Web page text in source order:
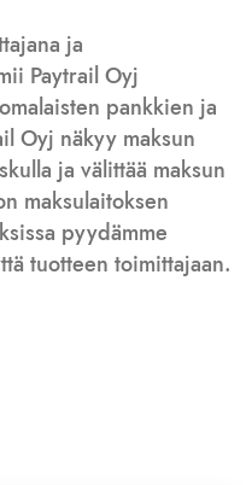
ja
Paytrail Oyj
pankkien ja
Oyj näkyy maksun
ja välittää maksun
maksulaitoksen
pyydämme
tuotteen toimittajaan.